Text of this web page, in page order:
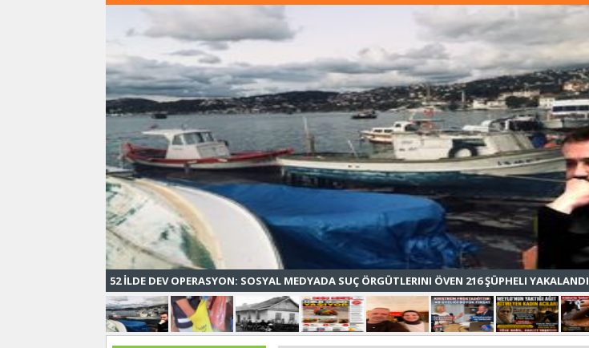
52 İLDE DEV OPERASYON: SOSYAL MEDYADA SUÇ ÖRGÜTLERINI ÖVEN 216 ŞÜPHELI YAKALANDI